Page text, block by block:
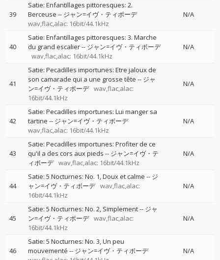
39
Satie: Enfantillages pittoresques: 2.
Berceuse -- ジャン=イヴ・ティボーデ
wav,flac,alac: 16bit/44.1kHz
N/A
40
Satie: Enfantillages pittoresques: 3. Marche
du grand escalier-- ジャン=イヴ・ティボーデ
wav,flac,alac: 16bit/44.1kHz
N/A
41
Satie: Pecadilles importunes: Etre jaloux de
son camarade qui a une grosse tête -- ジャ
ン=イヴ・ティボーデ wav,flac,alac:
16bit/44.1kHz
N/A
42
Satie: Pecadilles importunes: Lui manger sa
tartine -- ジャン=イヴ・ティボーデ
wav,flac,alac: 16bit/44.1kHz
N/A
43
Satie: Pecadilles importunes: Profiter de ce
qu'il a des cors aux pieds -- ジャン=イヴ・テ
ィボーデ wav,flac,alac: 16bit/44.1kHz
N/A
44
Satie: 5 Nocturnes: No. 1, Doux et calme -- ジ
ャン=イヴ・ティボーデ wav,flac,alac:
16bit/44.1kHz
N/A
45
Satie: 5 Nocturnes: No. 2, Simplement-- ジャ
ン=イヴ・ティボーデ wav,flac,alac:
16bit/44.1kHz
N/A
46
Satie: 5 Nocturnes: No. 3, Un peu
mouvementé -- ジャン=イヴ・ティボーデ
N/A